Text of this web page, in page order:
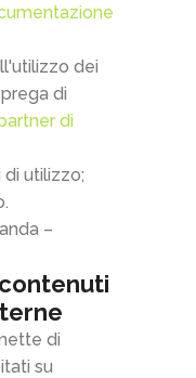
dei
di
di
utilizzo;
–
di
su